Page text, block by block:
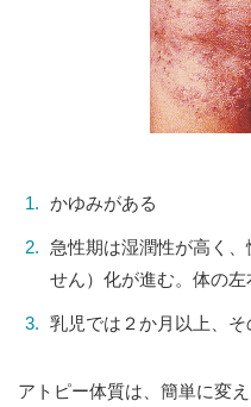
かゆみがある
急性期は湿潤性が高く
せん）化が進む。体の
乳児では２か月以上、
アトピー体質は、簡単に変